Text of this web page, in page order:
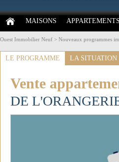
MAISONS APPARTEMENTS
Ouest Immobilier Neuf > Nouveaux programmes
LE PROGRAMME LA SITUATION
Vente
DE